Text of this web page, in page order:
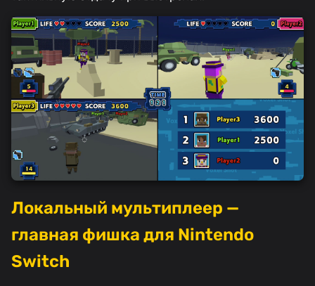
Локальный мультиплеер —
главная фишка для Nintendo
Switch